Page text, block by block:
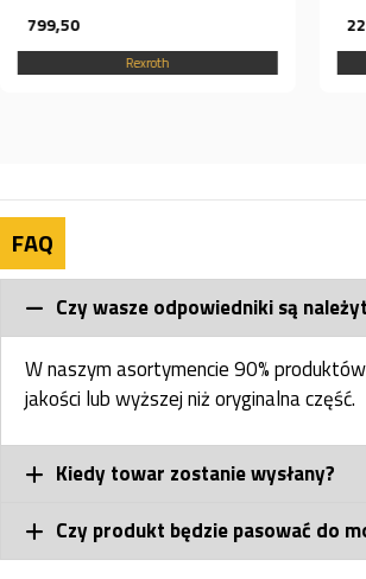
228,78
Rexroth
FAQ
Czy wasze odpowiedniki są
W naszym asortymencie 90%
jakości lub wyższej niż oryginalna część.
Kiedy towar zostanie wysłany?
Czy produkt będzie pasować do